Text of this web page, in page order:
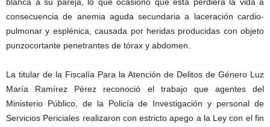
consecuencia de anemia aguda secundaria a laceración cardio-
pulmonar y esplénica, causada por heridas producidas con objeto
punzocortante penetrantes de tórax y abdomen.
La titular de la Fiscalía Para la Atención de Delitos de Género Luz
María Ramírez Pérez reconoció el trabajo que agentes del
Ministerio Público, de la Policía de Investigación y personal de
Servicios Periciales realizaron con estricto apego a la Ley con el fin